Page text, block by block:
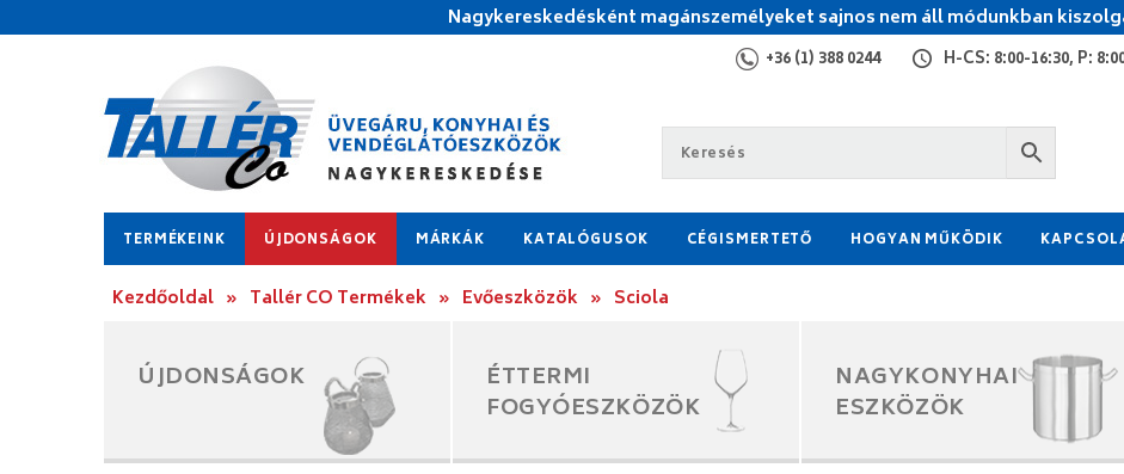
Nagykereskedésként magánszemélyeket sajnos nem áll módunkban
+36 (1) 388 0244 H-CS: 8:00-16:30, P:
TERMÉKEINK ÚJDONSÁGOK MÁRKÁK KATALÓGUSOK CÉGISMERTETŐ HOGYAN MŰKÖDIK
Kezdőoldal » Tallér CO Termékek » Evőeszközök » Sciola
ÚJDONSÁGOK
ÉTTERMI
FOGYÓESZKÖZÖK
NAGYKONYHAI
ESZKÖZÖK